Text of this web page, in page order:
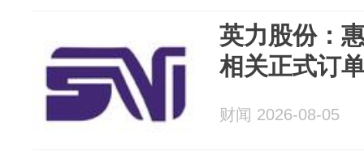
英力股份：
相关正式订
财闻 2026-08-05